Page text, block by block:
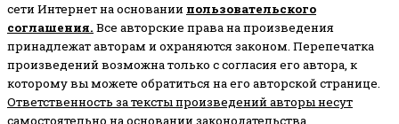
сети Интернет на основании пользовательского
соглашения. Все авторские права на произведения
принадлежат авторам и охраняются законом. Перепечатка
произведений возможна только с согласия его автора, к
которому вы можете обратиться на его авторской странице.
Ответственность за тексты произведений авторы несут